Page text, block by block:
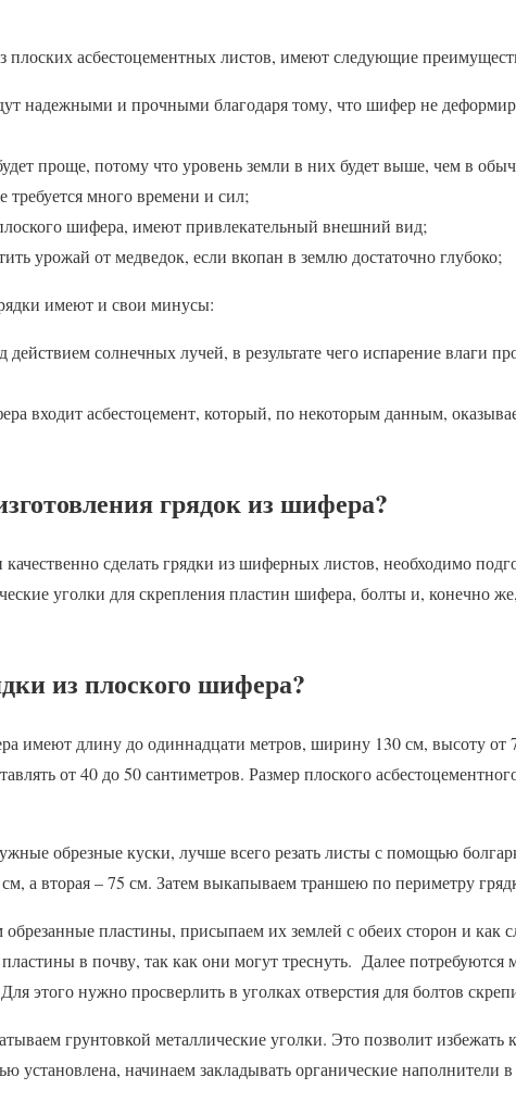
плоских асбестоцементных листов, имеют следующие
надежными и прочными благодаря тому, что шифер не
проще, потому что уровень земли в них будет выше, чем в
требуется много времени и сил;
шифера, имеют привлекательный внешний вид;
урожай от медведок, если вкопан в землю достаточно глубоко;
имеют и свои минусы:
солнечных лучей, в результате чего испарение влаги
входит асбестоцемент, который, по некоторым данным,
грядок из шифера?
сделать грядки из шиферных листов, необходимо
уголки для скрепления пластин шифера, болты и, конечно
из плоского шифера?
имеют длину до одиннадцати метров, ширину 130 см, высоту от
от 40 до 50 сантиметров. Размер плоского
обрезные куски, лучше всего резать листы с помощью
а вторая – 75 см. Затем выкапываем траншею по периметру
пластины, присыпаем их землей с обеих сторон и как
в почву, так как они могут треснуть. Далее потребуются
этого нужно просверлить в уголках отверстия для болтов
грунтовкой металлические уголки. Это позволит избежать
установлена, начинаем закладывать органические наполнители